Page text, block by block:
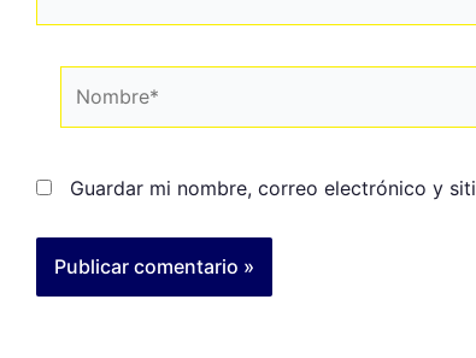
Guardar mi nombre, correo electrónico y